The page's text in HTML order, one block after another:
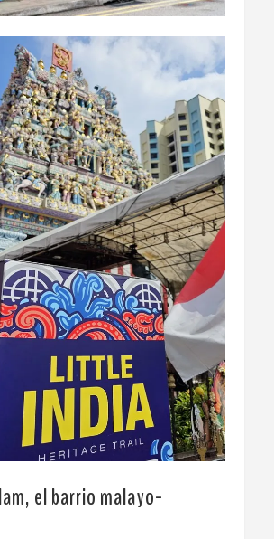
el barrio malayo-